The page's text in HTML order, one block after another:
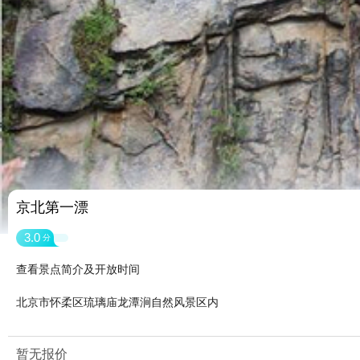
京北第一漂
3.0 分
查看景点简介及开放时间
北京市怀柔区琉璃庙龙潭涧自然风景区内
暂无报价